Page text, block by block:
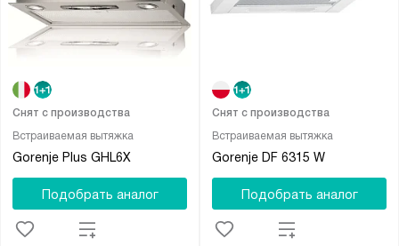
Встраиваемая вытяжка
Gorenje Plus GHL6X
Снят с производства
Подобрать аналог
Встраиваемая вытяжка
Gorenje DF 6315 W
Снят с производства
Подобрать аналог